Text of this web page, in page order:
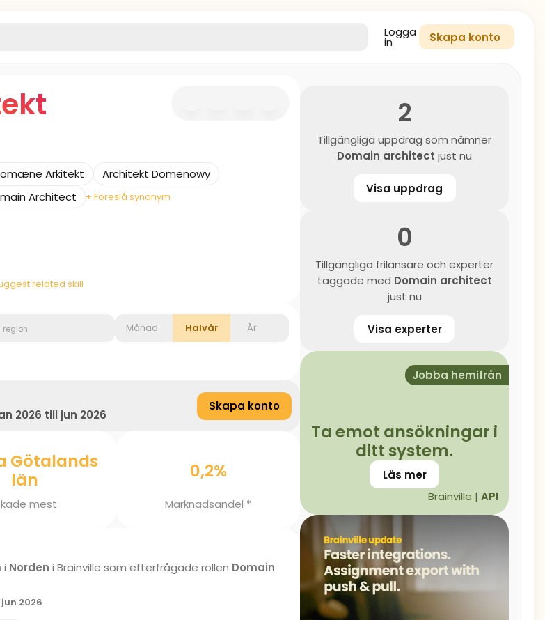
Logga
in Skapa konto
Arkitekt
Architekt Domenowy
Architect + Föreslå synonym
related skill
region Månad Halvår År
2026 till jun 2026
Skapa konto
Götalands
län
mest
0,2%
Marknadsandel *
i Norden i Brainville som efterfrågade rollen Domain
2026
2
Tillgängliga uppdrag som nämner
Domain architect just nu
Visa uppdrag
0
Tillgängliga frilansare och experter
taggade med Domain architect
just nu
Visa experter
Jobba hemifrån
Ta emot ansökningar i
ditt system.
Läs mer
Brainville | API